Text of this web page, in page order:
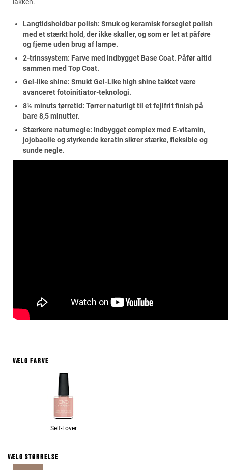
Langtidsholdbar polish: Smuk og keramisk forseglet polish
med et stærkt hold, der ikke skaller, og som er let at påføre
og fjerne uden brug af lampe.
2-trinssystem: Farve med indbygget Base Coat. Påfør altid
sammen med Top Coat.
Gel-like shine: Smukt Gel-Like high shine takket være
avanceret fotoinitiator-teknologi.
8½ minuts tørretid: Tørrer naturligt til et fejlfrit finish på
bare 8,5 minutter.
Stærkere naturnegle: Indbygget complex med E-vitamin,
jojobaolie og styrkende keratin sikrer stærke, fleksible og
sunde negle.
Vælg farve
Self-Lover
Vælg størrelse